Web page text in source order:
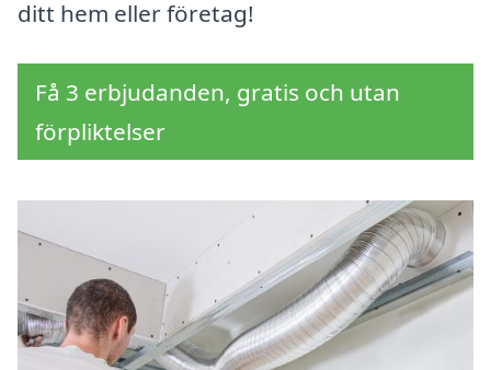
ditt hem eller företag!
Få 3 erbjudanden, gratis och utan
förpliktelser